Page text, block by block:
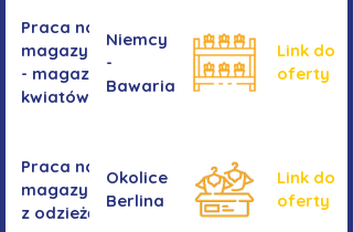
Praca na
magazynie
- magazyn
kwiatów
Niemcy
-
Bawaria
Link do
oferty
Praca na
magazynie
z odzieżą
Okolice
Berlina
Link do
oferty